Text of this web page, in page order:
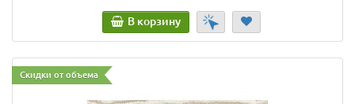
В корзину
Скидки от объема